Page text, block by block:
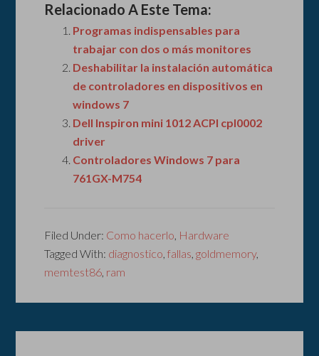
Relacionado A Este Tema:
Programas indispensables para
trabajar con dos o más monitores
Deshabilitar la instalación automática
de controladores en dispositivos en
windows 7
Dell Inspiron mini 1012 ACPI cpl0002
driver
Controladores Windows 7 para
761GX-M754
Filed Under: Como hacerlo, Hardware
Tagged With: diagnostico,fallas,goldmemory,
memtest86, ram